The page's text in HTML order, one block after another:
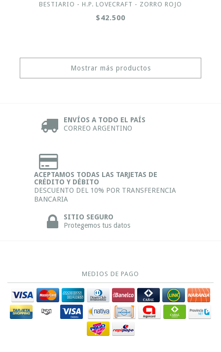
BESTIARIO - H.P. LOVECRAFT - ZORRO ROJO
$42.500
Mostrar más productos
ENVÍOS A TODO EL PAÍS
CORREO ARGENTINO
ACEPTAMOS TODAS LAS TARJETAS DE
CRÉDITO Y DÉBITO
DESCUENTO DEL 10% POR TRANSFERENCIA
BANCARIA
SITIO SEGURO
Protegemos tus datos
MEDIOS DE PAGO